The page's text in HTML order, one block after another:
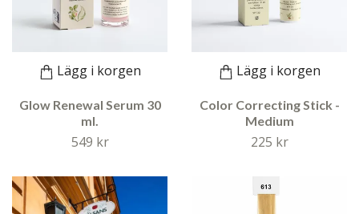
Lägg i korgen
Glow Renewal Serum 30
ml.
549 kr
Lägg i korgen
Color Correcting Stick -
Medium
225 kr